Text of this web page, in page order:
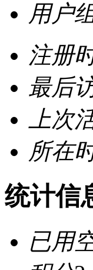
用户
注册
最后
上次
所在
统计信
已用